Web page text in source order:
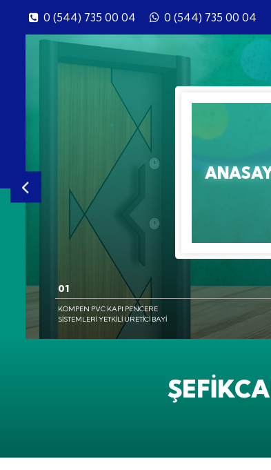
0 (544) 735 00 04 0 (544) 735 00 04
01